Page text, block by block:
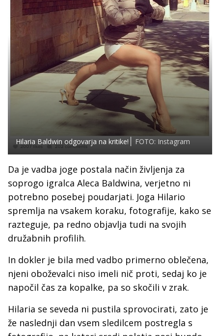
Hilaria Baldwin odgovarja na kritike! FOTO: Instagram
Da je vadba joge postala način življenja za
soprogo igralca Aleca Baldwina, verjetno ni
potrebno posebej poudarjati. Joga Hilario
spremlja na vsakem koraku, fotografije, kako se
razteguje, pa redno objavlja tudi na svojih
družabnih profilih.
In dokler je bila med vadbo primerno oblečena,
njeni oboževalci niso imeli nič proti, sedaj ko je
napočil čas za kopalke, pa so skočili v zrak.
Hilaria se seveda ni pustila sprovocirati, zato je
že naslednji dan vsem sledilcem postregla s